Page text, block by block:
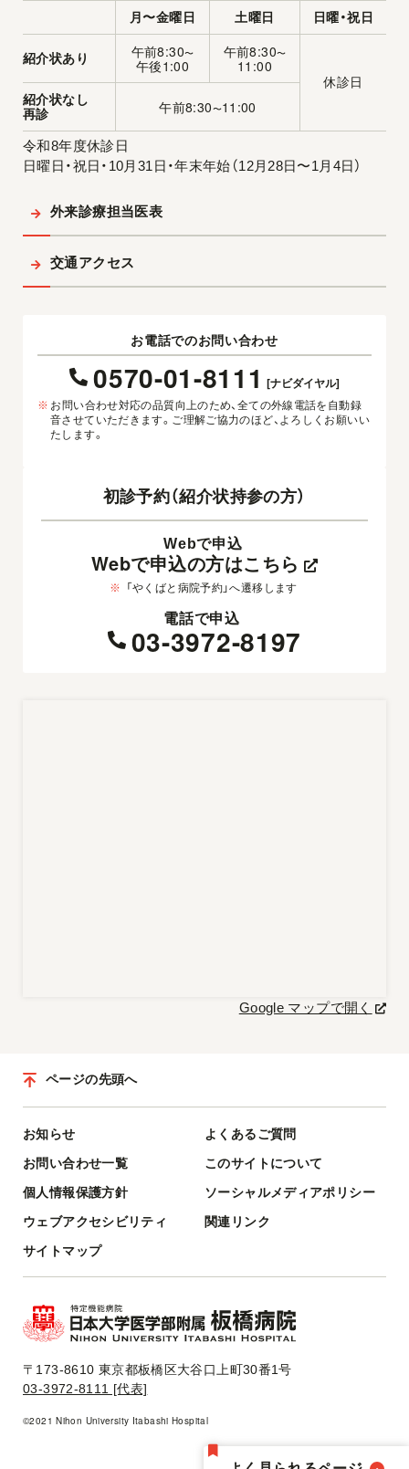
月〜金曜日 土曜日 日曜・祝日
紹介状あり 午前8:30〜
午後1:00
午前8:30〜
11:00
休診日
紹介状なし
再診
午前8:30〜11:00
令和8年度休診日
日曜日・祝日・10月31日・年末年始（12月28日〜1月4日）
外来診療担当医表
交通アクセス
お電話でのお問い合わせ
0570-01-8111 [ナビダイヤル]
※ お問い合わせ対応の品質向上のため、全ての外線電話を自動録
音させていただきます。ご理解ご協力のほど、よろしくお願いい
たします。
初診予約（紹介状持参の方）
Webで申込
Webで申込の方はこちら
※ 「やくばと病院予約」へ遷移します
電話で申込
03-3972-8197
Google マップで開く
お知らせ
よくあるご質問
お問い合わせ一覧
このサイトについて
個人情報保護方針
ソーシャルメディアポリシー
ウェブアクセシビリティ
関連リンク
サイトマップ
ページの先頭へ
〒173-8610 東京都板橋区大谷口上町30番1号
03-3972-8111 [代表]
©2021 Nihon University Itabashi Hospital